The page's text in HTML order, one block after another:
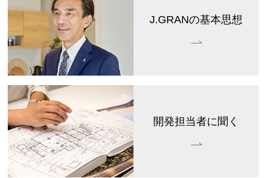
J.GRANの基本思想
開発担当者に聞く